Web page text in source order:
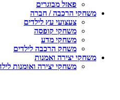
פאזל מבוגרים
משחקי הרכבה / חברה
צעצועי עץ לילדים
משחקי קופסה
משחקי מדע
משחק הרכבה לילדים
משחקי יצירה ואמנות
משחקי יצירה ואומנות